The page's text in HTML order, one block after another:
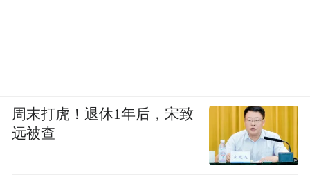
周末打虎！退休1年后，宋致
远被查